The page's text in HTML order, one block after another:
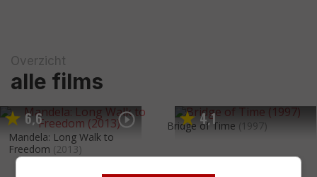
Overzicht
alle films
6,6
Mandela: Long Walk to
Freedom (2013)
4,1
Bridge of Time (1997)